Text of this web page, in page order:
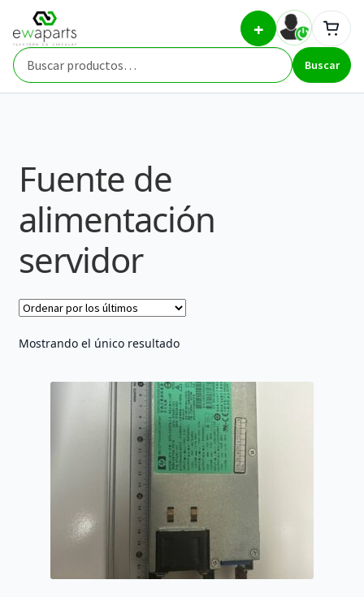
navegación
contenido
Buscar
por:
Buscar
+
Inicio Fuente de alimentación servidor
Fuente de
alimentación
servidor
Mostrando el único resultado